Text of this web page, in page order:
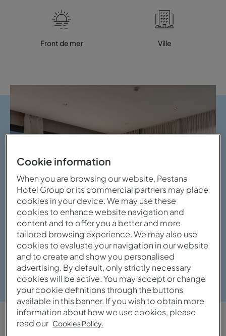
Front de mer Ville
Voir la galerie
APERÇU
Cookie information
When you are browsing our website, Pestana
Hotel Group or its commercial partners may place
cookies in your device. We may use these
cookies to enhance website navigation and
content and to offer you a better and more
tailored browsing experience. We may also use
cookies to evaluate your navigation in our website
and to create and show you personalised
advertising. By default, only strictly necessary
cookies will be active. You may accept or change
your cookie definitions through the buttons
available in this banner. If you wish to obtain more
information about how we use cookies, please
read our Cookies Policy.